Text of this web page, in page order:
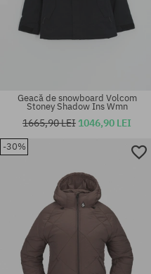
Mărimi existente:
Geacă de snowboard Volcom
Stoney Shadow Ins Wmn
1665,90 LEI 1046,90 LEI
-30%